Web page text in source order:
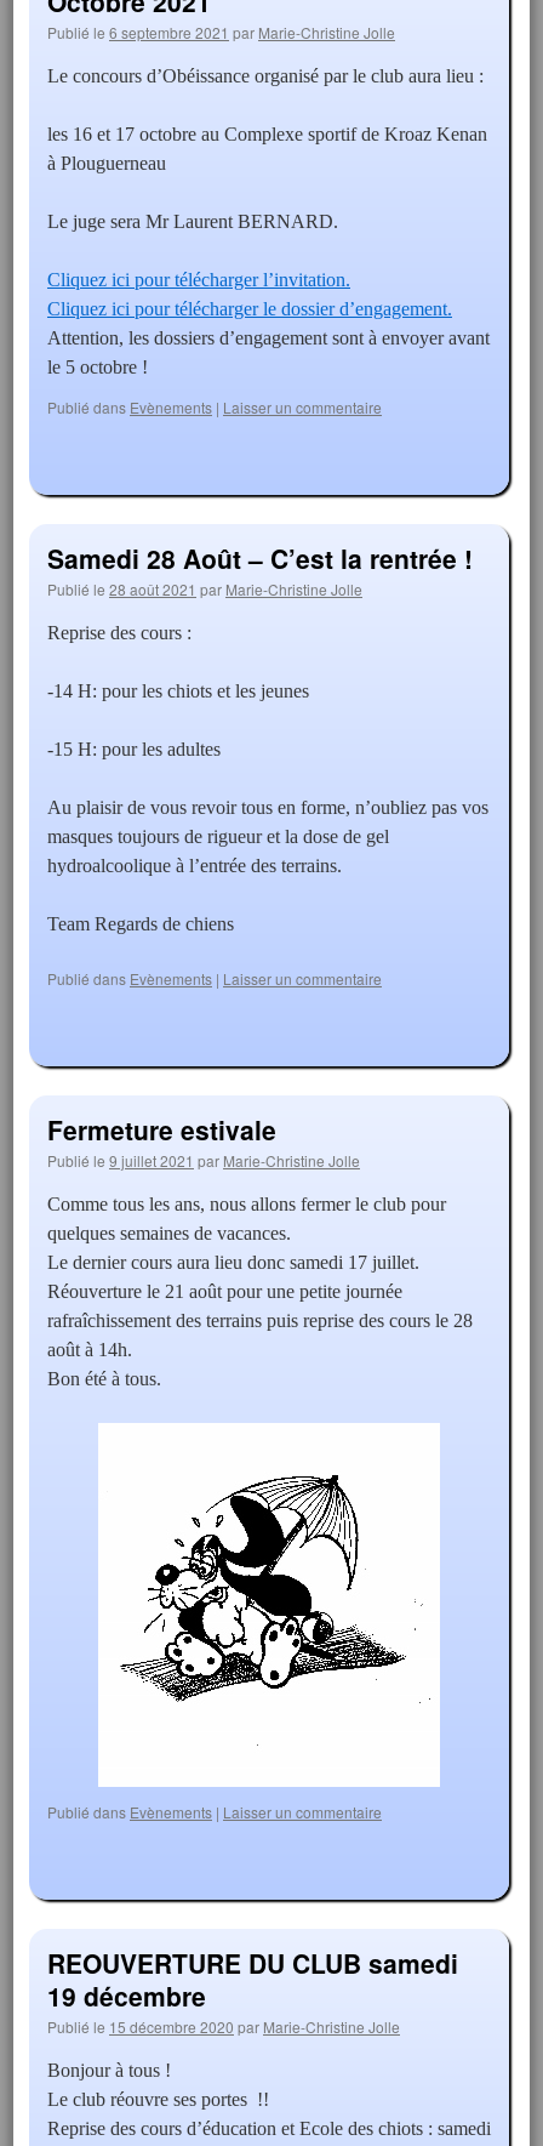
Publié le 6 septembre 2021 par Marie-Christine Jolle
Le concours d’Obéissance organisé par le club aura lieu :
les 16 et 17 octobre au Complexe sportif de Kroaz Kenan
à Plouguerneau
Le juge sera Mr Laurent BERNARD.
Cliquez ici pour télécharger l’invitation.
Cliquez ici pour télécharger le dossier d’engagement.
Attention, les dossiers d’engagement sont à envoyer avant
le 5 octobre !
Publié dans Evènements | Laisser un commentaire
Samedi 28 Août – C’est la rentrée !
Publié le 28 août 2021 par Marie-Christine Jolle
Reprise des cours :
-14 H: pour les chiots et les jeunes
-15 H: pour les adultes
Au plaisir de vous revoir tous en forme, n’oubliez pas vos
masques toujours de rigueur et la dose de gel
hydroalcoolique à l’entrée des terrains.
Team Regards de chiens
Publié dans Evènements | Laisser un commentaire
Fermeture estivale
Publié le 9 juillet 2021 par Marie-Christine Jolle
Comme tous les ans, nous allons fermer le club pour
quelques semaines de vacances.
Le dernier cours aura lieu donc samedi 17 juillet.
Réouverture le 21 août pour une petite journée
rafraîchissement des terrains puis reprise des cours le 28
août à 14h.
Bon été à tous.
Publié dans Evènements | Laisser un commentaire
REOUVERTURE DU CLUB samedi
19 décembre
Publié le 15 décembre 2020 par Marie-Christine Jolle
Bonjour à tous !
Le club réouvre ses portes !!
Reprise des cours d’éducation et Ecole des chiots : samedi